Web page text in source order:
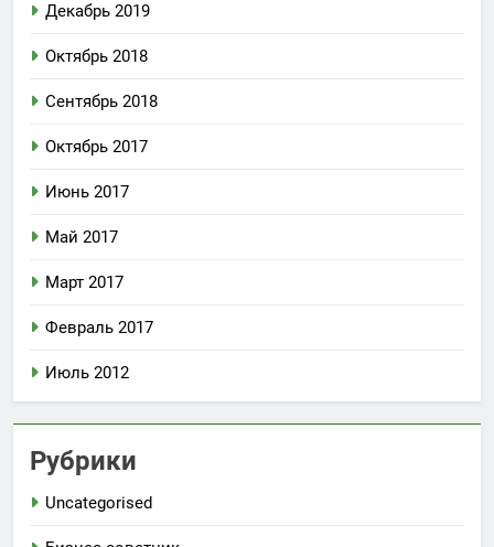
Декабрь 2019
Октябрь 2018
Сентябрь 2018
Октябрь 2017
Июнь 2017
Май 2017
Март 2017
Февраль 2017
Июль 2012
Рубрики
Uncategorised